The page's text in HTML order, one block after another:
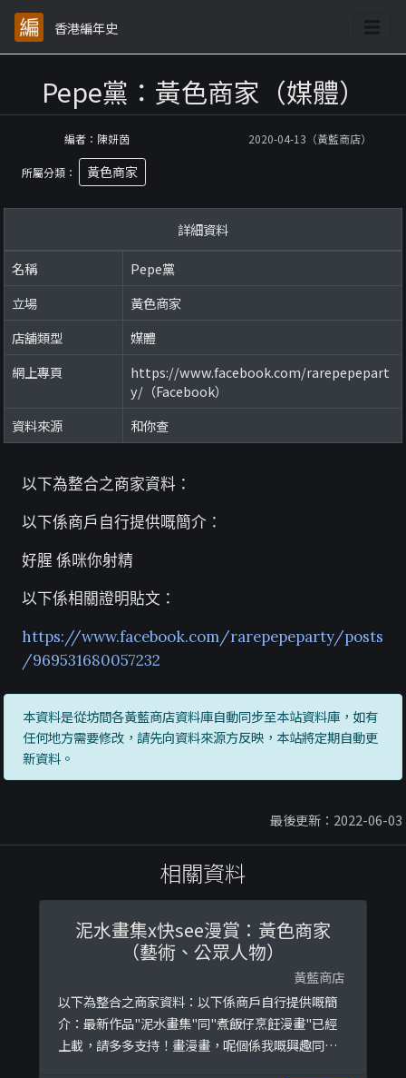
香港編年史
Pepe黨：黃色商家（媒體）
編者：陳妍茵 2020-04-13（黃藍商店）
所屬分類： 黃色商家
詳細資料
名稱
Pepe黨
立場
黃色商家
店舖類型
媒體
網上專頁
https://www.facebook.com/rarepepepart
y/（Facebook）
資料來源
和你查
以下為整合之商家資料：
以下係商戶自行提供嘅簡介：
好腥 係咪你射精
以下係相關證明貼文：
https://www.facebook.com/rarepepeparty/posts
/969531680057232
本資料是從坊間各黃藍商店資料庫自動同步至本站資料庫，如有
任何地方需要修改，請先向資料來源方反映，本站將定期自動更
新資料。
最後更新：2022-06-03
相關資料
泥水畫集x快see漫賞：黃色商家
（藝術、公眾人物）
黃藍商店
以下為整合之商家資料：以下係商戶自行提供嘅簡
介：最新作品"泥水畫集"同"煮飯仔烹飪漫畫"已經
上載，請多多支持！畫漫畫，呢個係我嘅興趣同夢